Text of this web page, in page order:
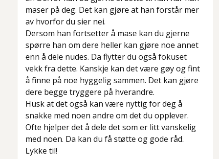
maser på deg. Det kan gjøre at han forstår mer
av hvorfor du sier nei.
Dersom han fortsetter å mase kan du gjerne
spørre han om dere heller kan gjøre noe annet
enn å dele nudes. Da flytter du også fokuset
vekk fra dette. Kanskje kan det være gøy og fint
å finne på noe hyggelig sammen. Det kan gjøre
dere begge tryggere på hverandre.
Husk at det også kan være nyttig for deg å
snakke med noen andre om det du opplever.
Ofte hjelper det å dele det som er litt vanskelig
med noen. Da kan du få støtte og gode råd.
Lykke til!